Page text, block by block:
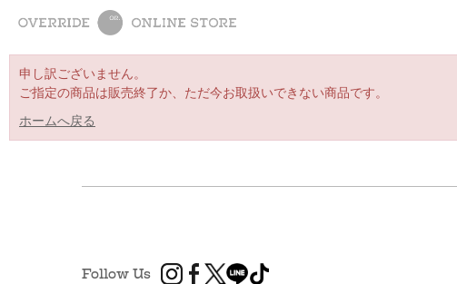
申し訳ございません。
ご指定の商品は販売終了か、ただ今お取扱いできない商品です。
ホームへ戻る
Follow Us